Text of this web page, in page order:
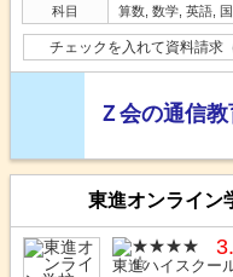
科目
算数, 数学, 英語,
チェックを入れて資料請求
Ｚ会の通信
東進オンライン
東進ハイスクー